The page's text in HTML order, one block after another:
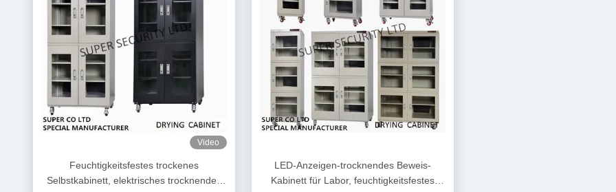
Video
Feuchtigkeitsfestes trockenes
Selbstkabinett, elektrisches trocknendes
LED-Anzeigen-trocknendes Beweis-
Kabinett für Labor, feuchtigkeitsfestes